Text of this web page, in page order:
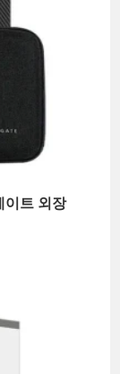
이트 외장